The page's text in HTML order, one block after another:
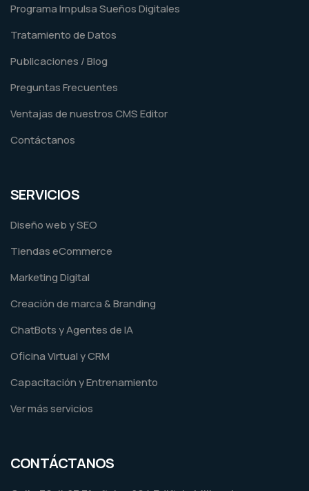
Programa Impulsa Sueños Digitales
Tratamiento de Datos
Publicaciones / Blog
Preguntas Frecuentes
Ventajas de nuestros CMS Editor
Contáctanos
SERVICIOS
Diseño web y SEO
Tiendas eCommerce
Marketing Digital
Creación de marca & Branding
ChatBots y Agentes de IA
Oficina Virtual y CRM
Capacitación y Entrenamiento
Ver más servicios
CONTÁCTANOS